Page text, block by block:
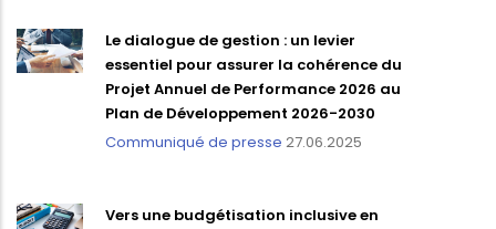
Le dialogue de gestion : un levier
essentiel pour assurer la cohérence du
Projet Annuel de Performance 2026 au
Plan de Développement 2026-2030
Communiqué de presse 27.06.2025
Vers une budgétisation inclusive en